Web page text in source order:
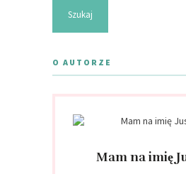
O AUTORZE
Mam na imię